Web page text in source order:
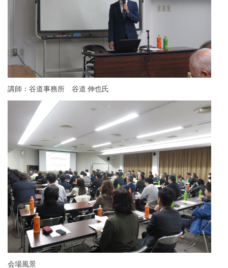
講師：谷道事務所 谷道 伸也氏
会場風景